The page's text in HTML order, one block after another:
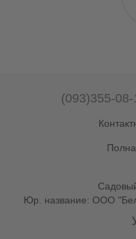
(093)355-08-
Юр. название: ООО